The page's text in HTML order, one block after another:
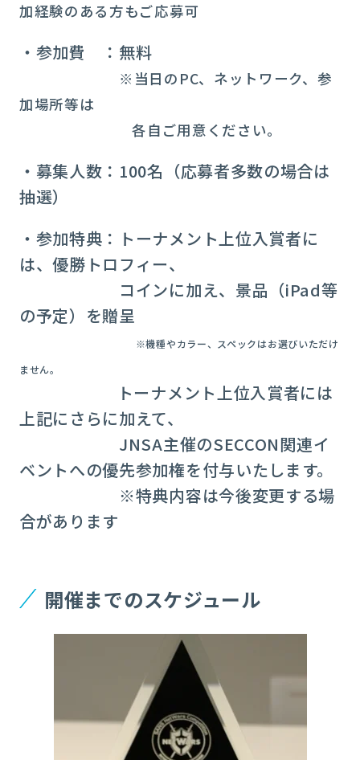
加経験のある方もご応募可
・参加費 ：無料
※当日のPC、ネットワーク、参
加場所等は
各自ご用意ください。
・募集人数：100名（応募者多数の場合は
抽選）
・参加特典：トーナメント上位入賞者に
は、優勝トロフィー、
コインに加え、景品（iPad等
の予定）を贈呈
※機種やカラー、スペックはお選びいただけ
ません。
トーナメント上位入賞者には
上記にさらに加えて、
JNSA主催のSECCON関連イ
ベントへの優先参加権を付与いたします。
※特典内容は今後変更する場
合があります
開催までのスケジュール